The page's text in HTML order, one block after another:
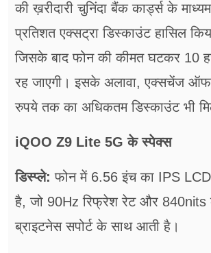
की ख़रीदारी चुनिंदा बैंक कार्ड्स के
प्रतिशत एक्सट्रा डिस्काउंट हासिल
जिसके बाद फोन की कीमत घटकर 10
रह जाएगी। इसके अलावा, एक्सचेंज
रुपये तक का अधिकतम डिस्काउंट भी
iQOO Z9 Lite 5G के स्पेक्स
डिस्प्ले: फोन में 6.56 इंच का IPS LCD
है, जो 90Hz रिफ्रेश रेट और 840nits
ब्राइटनेस सपोर्ट के साथ आती है।